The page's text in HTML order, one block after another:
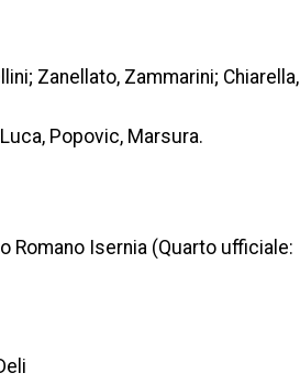
Zanellato, Zammarini; Chiarella,
Popovic, Marsura.
Romano Isernia (Quarto ufficiale: